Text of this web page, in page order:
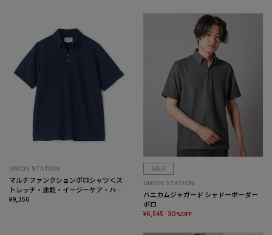
UNION STATION
マルチファンクションポロシャツ＜ス
トレッチ・速乾・イージーケア・ハン
ドウォッシャブル・UVカット・ 抗菌・
¥9,350
SALE
UNION STATION
ハニカムジャガード シャドーボーダー
ポロ
¥6,545 30%OFF